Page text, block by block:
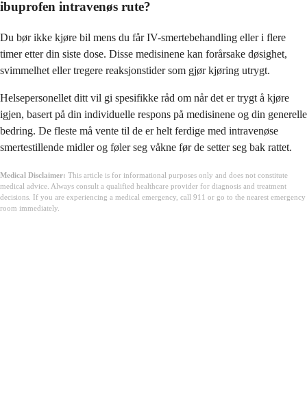
ibuprofen intravenøs rute?
Du bør ikke kjøre bil mens du får IV-smertebehandling eller i flere
timer etter din siste dose. Disse medisinene kan forårsake døsighet,
svimmelhet eller tregere reaksjonstider som gjør kjøring utrygt.
Helsepersonellet ditt vil gi spesifikke råd om når det er trygt å kjøre
igjen, basert på din individuelle respons på medisinene og din generelle
bedring. De fleste må vente til de er helt ferdige med intravenøse
smertestillende midler og føler seg våkne før de setter seg bak rattet.
Medical Disclaimer: This article is for informational purposes only and does not constitute
medical advice. Always consult a qualified healthcare provider for diagnosis and treatment
decisions. If you are experiencing a medical emergency, call 911 or go to the nearest emergency
room immediately.